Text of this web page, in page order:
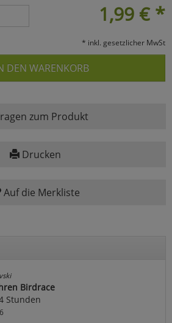
1,99 € *
* inkl. gesetzlicher MwSt
DEN WARENKORB
zum Produkt
Drucken
Auf die Merkliste
Birdrace
Stunden
zu Haupptseite